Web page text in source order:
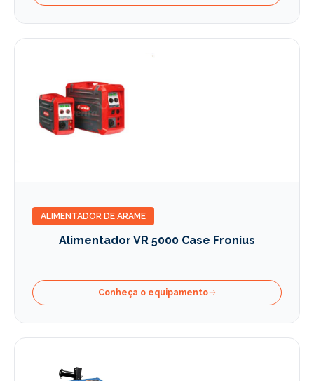
ALIMENTADOR DE ARAME
Alimentador VR 5000 Case Fronius
Conheça o equipamento